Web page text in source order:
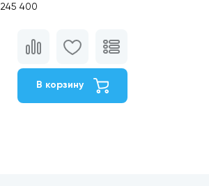
245 400
В корзину